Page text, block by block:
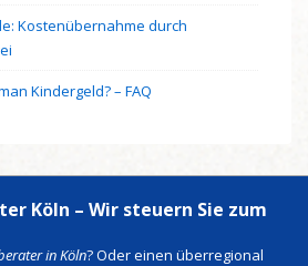
Kostenübernahme durch
Kindergeld? – FAQ
Köln – Wir steuern Sie zum
in Köln? Oder einen überregional